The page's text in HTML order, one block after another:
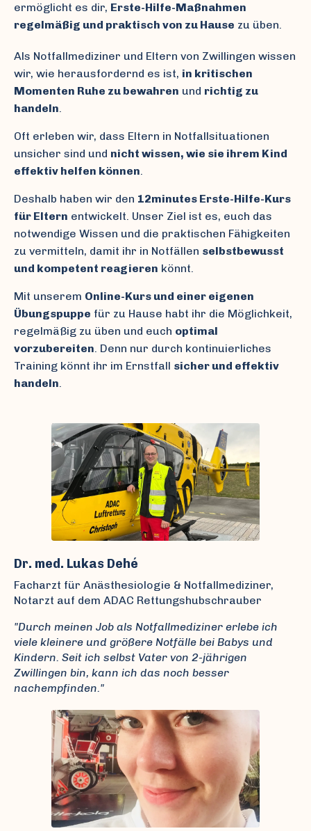
ermöglicht es dir, Erste-Hilfe-Maßnahmen
regelmäßig und praktisch von zu Hause zu üben.
Als Notfallmediziner und Eltern von Zwillingen wissen
wir, wie herausfordernd es ist, in kritischen
Momenten Ruhe zu bewahren und richtig zu
handeln.
Oft erleben wir, dass Eltern in Notfallsituationen
unsicher sind und nicht wissen, wie sie ihrem Kind
effektiv helfen können.
Deshalb haben wir den 12minutes Erste-Hilfe-Kurs
für Eltern entwickelt. Unser Ziel ist es, euch das
notwendige Wissen und die praktischen Fähigkeiten
zu vermitteln, damit ihr in Notfällen selbstbewusst
und kompetent reagieren könnt.
Mit unserem Online-Kurs und einer eigenen
Übungspuppe für zu Hause habt ihr die Möglichkeit,
regelmäßig zu üben und euch optimal
vorzubereiten. Denn nur durch kontinuierliches
Training könnt ihr im Ernstfall sicher und effektiv
handeln.
Dr. med. Lukas Dehé
Facharzt für Anästhesiologie & Notfallmediziner,
Notarzt auf dem ADAC Rettungshubschrauber
"Durch meinen Job als Notfallmediziner erlebe ich
viele kleinere und größere Notfälle bei Babys und
Kindern. Seit ich selbst Vater von 2-jährigen
Zwillingen bin, kann ich das noch besser
nachempfinden."